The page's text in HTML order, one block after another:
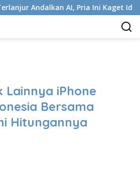
Andalkan AI, Pria Ini Kaget Idap
Lainnya iPhone
Bersama
Hitungannya